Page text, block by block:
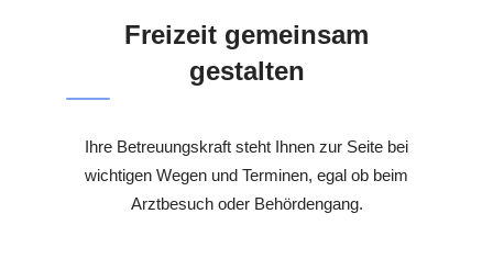
Freizeit gemeinsam
gestalten
Ihre Betreuungskraft steht Ihnen zur Seite bei
wichtigen Wegen und Terminen, egal ob beim
Arztbesuch oder Behördengang.